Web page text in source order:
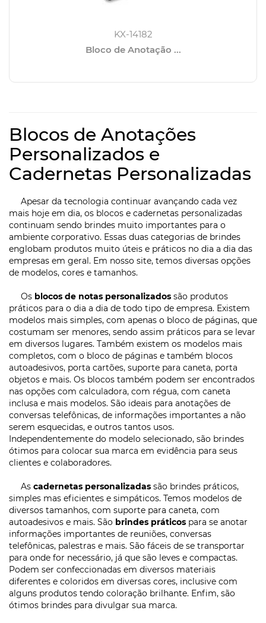
KX-14182
Bloco de Anotação ...
Blocos de Anotações
Personalizados e
Cadernetas Personalizadas
Apesar da tecnologia continuar avançando cada vez
mais hoje em dia, os blocos e cadernetas personalizadas
continuam sendo brindes muito importantes para o
ambiente corporativo. Essas duas categorias de brindes
englobam produtos muito úteis e práticos no dia a dia das
empresas em geral. Em nosso site, temos diversas opções
de modelos, cores e tamanhos.
Os blocos de notas personalizados são produtos
práticos para o dia a dia de todo tipo de empresa. Existem
modelos mais simples, com apenas o bloco de páginas, que
costumam ser menores, sendo assim práticos para se levar
em diversos lugares. Também existem os modelos mais
completos, com o bloco de páginas e também blocos
autoadesivos, porta cartões, suporte para caneta, porta
objetos e mais. Os blocos também podem ser encontrados
nas opções com calculadora, com régua, com caneta
inclusa e mais modelos. São ideais para anotações de
conversas telefônicas, de informações importantes a não
serem esquecidas, e outros tantos usos.
Independentemente do modelo selecionado, são brindes
ótimos para colocar sua marca em evidência para seus
clientes e colaboradores.
As cadernetas personalizadas são brindes práticos,
simples mas eficientes e simpáticos. Temos modelos de
diversos tamanhos, com suporte para caneta, com
autoadesivos e mais. São brindes práticos para se anotar
informações importantes de reuniões, conversas
telefônicas, palestras e mais. São fáceis de se transportar
para onde for necessário, já que são leves e compactas.
Podem ser confeccionadas em diversos materiais
diferentes e coloridos em diversas cores, inclusive com
alguns produtos tendo coloração brilhante. Enfim, são
ótimos brindes para divulgar sua marca.